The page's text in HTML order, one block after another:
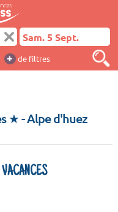
+ de filtres
★- Alpe d'huez